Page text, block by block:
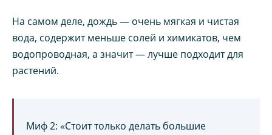
На самом деле, дождь — очень мягкая и чистая
вода, содержит меньше солей и химикатов, чем
водопроводная, а значит — лучше подходит для
растений.
Миф 2: «Стоит только делать большие